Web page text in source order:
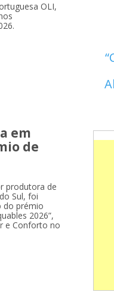
OLI,
em
de
produtora de
Sul, foi
do prémio
2026”,
e Conforto no